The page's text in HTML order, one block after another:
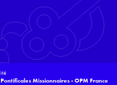
Missionnaires - OPM France